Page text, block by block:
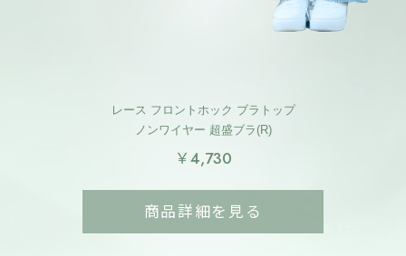
レース フロントホック ブラトップ
ノンワイヤー 超盛ブラ(R)
￥4,730
商品詳細を見る